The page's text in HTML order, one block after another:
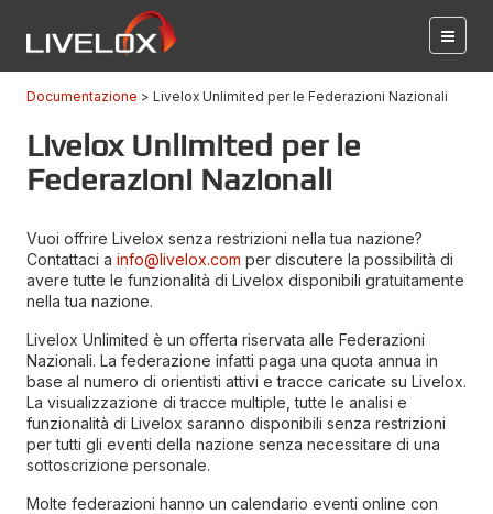
Documentazione Livelox Unlimited per le Federazioni Nazionali
Livelox Unlimited per le
Federazioni Nazionali
Vuoi offrire Livelox senza restrizioni nella tua nazione?
Contattaci a info@livelox.com per discutere la possibilità di
avere tutte le funzionalità di Livelox disponibili gratuitamente
nella tua nazione.
Livelox Unlimited è un offerta riservata alle Federazioni
Nazionali. La federazione infatti paga una quota annua in
base al numero di orientisti attivi e tracce caricate su Livelox.
La visualizzazione di tracce multiple, tutte le analisi e
funzionalità di Livelox saranno disponibili senza restrizioni
per tutti gli eventi della nazione senza necessitare di una
sottoscrizione personale.
Molte federazioni hanno un calendario eventi online con